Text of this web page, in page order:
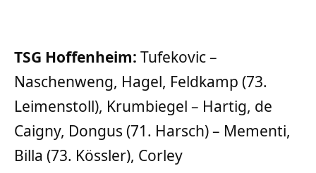
TSG Hoffenheim: Tufekovic –
Naschenweng, Hagel, Feldkamp (73.
Leimenstoll), Krumbiegel – Hartig, de
Caigny, Dongus (71. Harsch) – Mementi,
Billa (73. Kössler), Corley